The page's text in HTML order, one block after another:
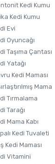
Kedi Kumu
Kedi Kumu
Evi
Oyuncağı
Taşıma Çantası
Yatağı
Kedi Maması
Mama
Tırmalama
Tarağı
Mama Kabı
Kedi Tuvaleti
Kedi Maması
Vitamini